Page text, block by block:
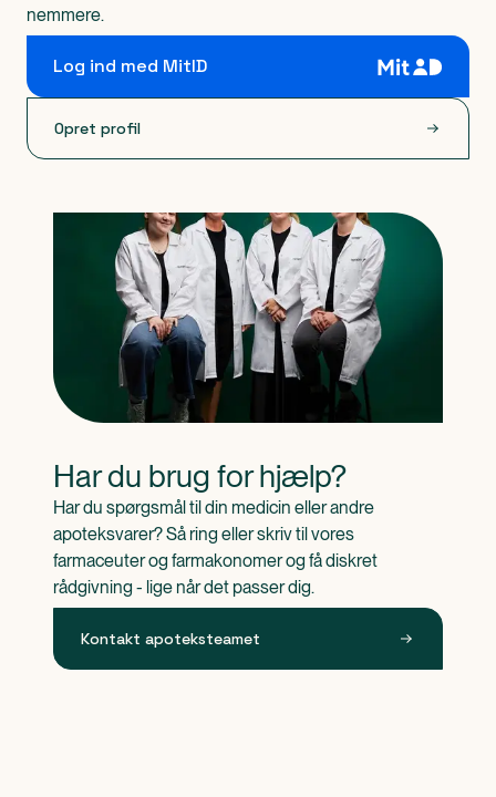
nemmere.
Log ind med MitID
Opret profil
Har du brug for hjælp?
Har du spørgsmål til din medicin eller andre
apoteksvarer? Så ring eller skriv til vores
farmaceuter og farmakonomer og få diskret
rådgivning - lige når det passer dig.
Kontakt apoteksteamet